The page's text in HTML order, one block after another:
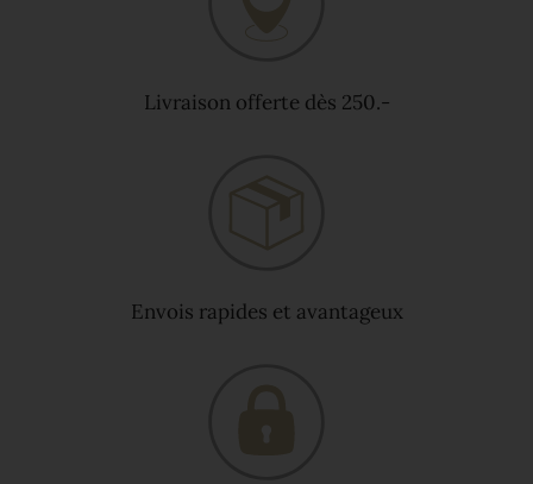
Livraison offerte dès 250.-
Envois rapides et avantageux